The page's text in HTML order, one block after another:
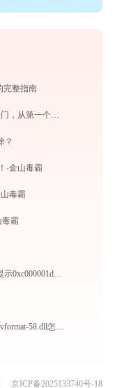
完整指南
Scratch完全使用指南：零基础少儿编程入门，从第一个作品到独立创作（2026最新）
？
-金山毒霸
毒霸
毒霸
戴尔dmc打开DellMobileConnectClient.exe提示0xc000001d错误码怎么办
云音盒电音助手 打开AutoKey.exe找不到avformat-58.dll怎么办
京ICP备2025133740号-18